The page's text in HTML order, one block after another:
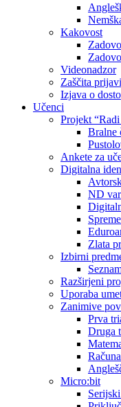
Kakovost
Videonadzor
Zaščita
Izjava o
Učenci
Projekt
Bralne
Ankete za
Digitalna
ND
Zlata
Izbirni
Razširjeni
Uporaba
Zanimive
Prva
Druga
Micro:bit